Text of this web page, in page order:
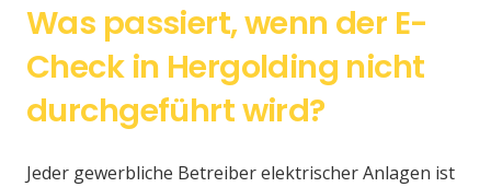
Was passiert, wenn der E-
Check in Hergolding nicht
durchgeführt wird?
Jeder gewerbliche Betreiber elektrischer Anlagen ist